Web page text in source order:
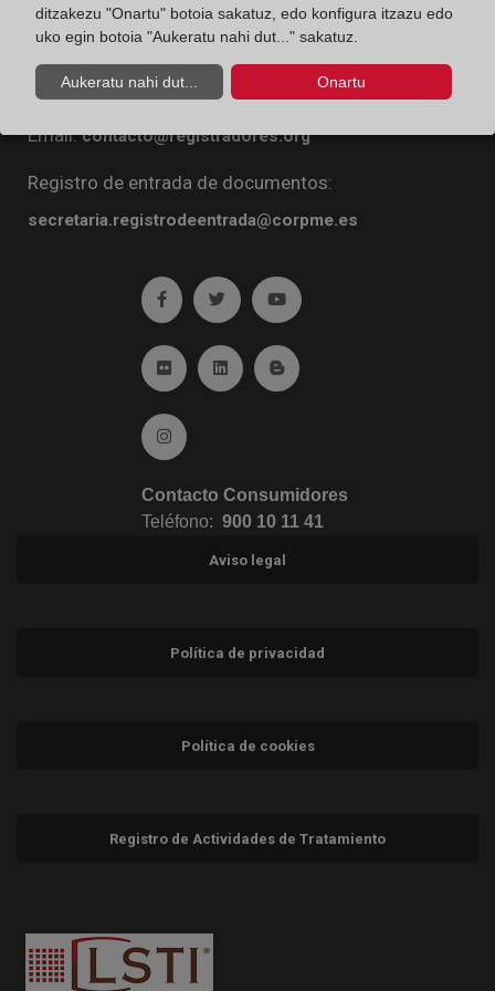
Diego de León, 21. 28006 Madrid
Teléfono:91 270 16 99
Fax:91 564 11 59
Email:contacto@registradores.org
Registro de entrada de documentos:
secretaria.registrodeentrada@corpme.es
Ir a facebook (abre en ventana nueva)
Ir a twitter (abre en ventana nueva)
Ir a YouTube (abre en
Ir a Flickr (abre en ventana nueva)
Ir a Linkedin (abre en ventana nueva)
Ir al Blog (abre en ventana
Ir a Instagram (abre en ventana nueva)
Contacto Consumidores
Teléfono: 900 10 11 41
Aviso legal
Política de privacidad
Política de cookies
Registro de Actividades de Tratamiento
ditzakezu "Onartu" botoia sakatuz, edo konfigura itzazu edo
uko egin botoia "Aukeratu nahi dut..." sakatuz.
Aukeratu nahi dut... Onartu